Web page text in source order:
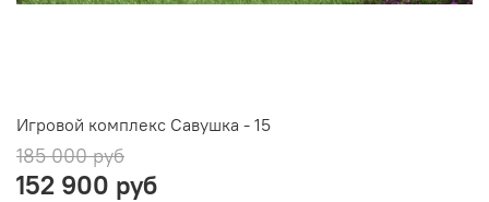
Игровой комплекс Савушка - 15
185 000 руб
152 900 руб